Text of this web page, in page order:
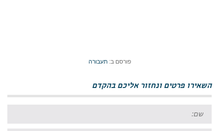
פורסם ב:תעבורה
השאירו פרטים ונחזור אליכם בהקדם